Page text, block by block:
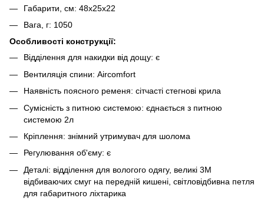
Габарити, см: 48x25x22
Вага, г: 1050
Особливості конструкції:
Відділення для накидки від дощу: є
Вентиляція спини: Aircomfort
Наявність поясного ременя: сітчасті стегнові крила
Сумісність з питною системою: єднається з питною
системою 2л
Кріплення: знімний утримувач для шолома
Регулювання об'єму: є
Деталі: відділення для вологого одягу, великі 3M
відбиваючих смуг на передній кишені, світловідбивна петля
для габаритного ліхтарика